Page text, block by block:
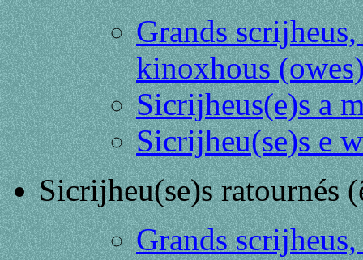
Grands
kinoxhous
Sicrijheus(e)s a
Sicrijheu(se)s e
Sicrijheu(se)s ratournés
Grands